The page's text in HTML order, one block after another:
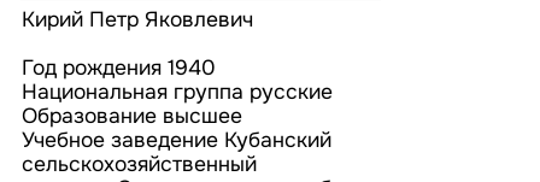
Кирий Петр Яковлевич
Год рождения 1940
Национальная группа русские
Образование высшее
Учебное заведение Кубанский
сельскохозяйственный